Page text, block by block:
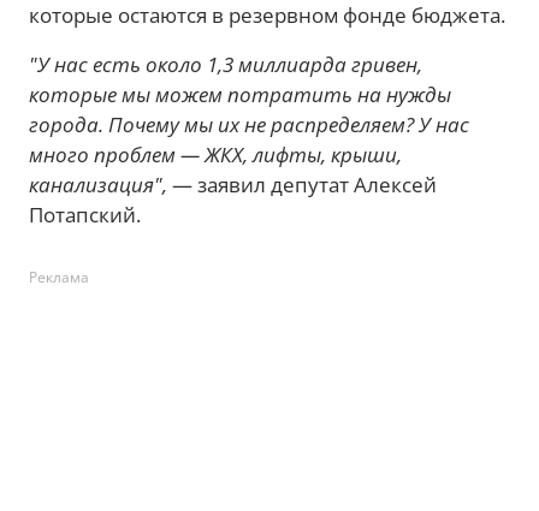
которые остаются в резервном фонде бюджета.
"У нас есть около 1,3 миллиарда гривен,
которые мы можем потратить на нужды
города. Почему мы их не распределяем? У нас
много проблем — ЖКХ, лифты, крыши,
канализация", — заявил депутат Алексей
Потапский.
Реклама